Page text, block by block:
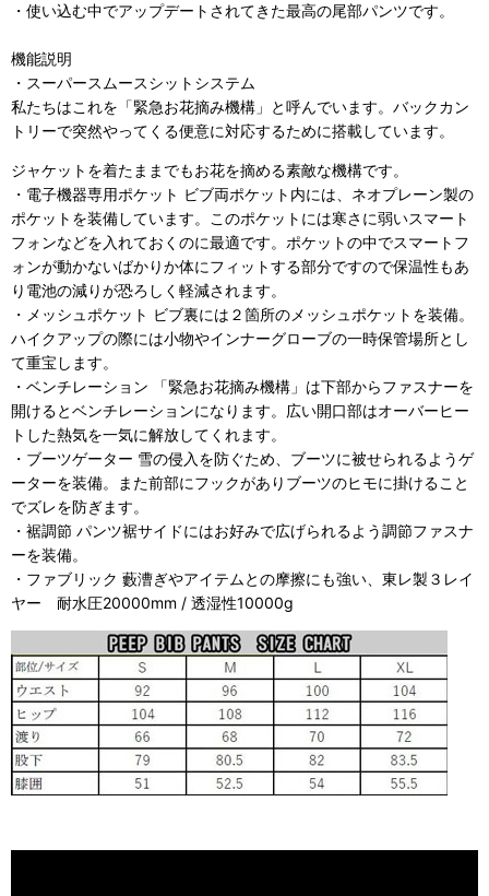
・使い込む中でアップデートされてきた最高の尾部パンツです。
機能説明
・スーパースムースシットシステム
私たちはこれを「緊急お花摘み機構」と呼んでいます。バックカン
トリーで突然やってくる便意に対応するために搭載しています。
ジャケットを着たままでもお花を摘める素敵な機構です。
・電子機器専用ポケット ビブ両ポケット内には、ネオプレーン製の
ポケットを装備しています。このポケットには寒さに弱いスマート
フォンなどを入れておくのに最適です。ポケットの中でスマートフ
ォンが動かないばかりか体にフィットする部分ですので保温性もあ
り電池の減りが恐ろしく軽減されます。
・メッシュポケット ビブ裏には２箇所のメッシュポケットを装備。
ハイクアップの際には小物やインナーグローブの一時保管場所とし
て重宝します。
・ベンチレーション 「緊急お花摘み機構」は下部からファスナーを
開けるとベンチレーションになります。広い開口部はオーバーヒー
トした熱気を一気に解放してくれます。
・ブーツゲーター 雪の侵入を防ぐため、ブーツに被せられるようゲ
ーターを装備。また前部にフックがありブーツのヒモに掛けること
でズレを防ぎます。
・裾調節 パンツ裾サイドにはお好みで広げられるよう調節ファスナ
ーを装備。
・ファブリック 藪漕ぎやアイテムとの摩擦にも強い、東レ製３レイ
ヤー 耐水圧20000mm / 透湿性10000g